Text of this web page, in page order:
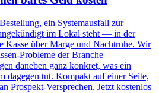
ein Systemausfall zur
im Lokal steht — in der
Kasse über Marge und Nachtruhe. Wir
Probleme der Branche
daneben ganz konkret, was ein
dagegen tut. Kompakt auf einer Seite,
Prospekt-Versprechen. Jetzt kostenlos